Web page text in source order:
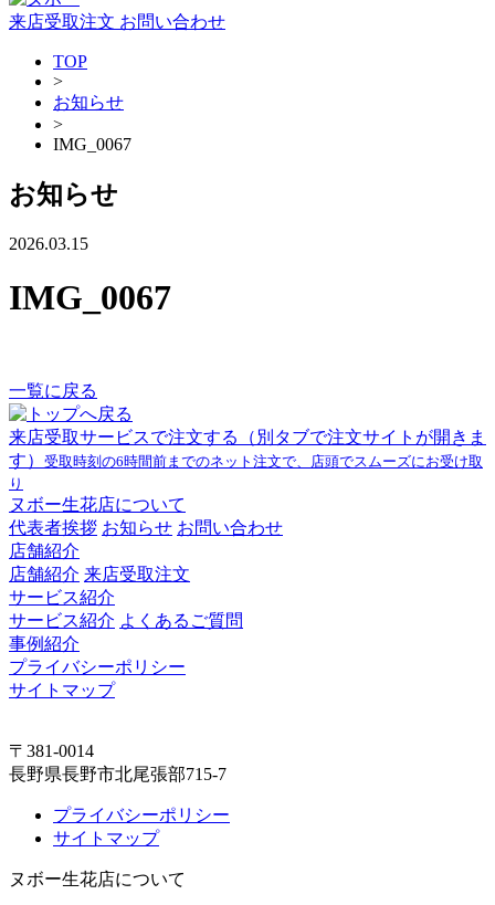
来店受取注文 お問い合わせ
TOP
>
お知らせ
>
IMG_0067
お知らせ
2026.03.15
IMG_0067
一覧に戻る
来店受取サービスで注文する
（別タブで注文サイトが開きま
す） 受取時刻の6時間前までのネット注文で、店頭でスムーズにお受け取
り
ヌボー生花店について
代表者挨拶 お知らせ お問い合わせ
店舗紹介
店舗紹介 来店受取注文
サービス紹介
サービス紹介 よくあるご質問
事例紹介
プライバシーポリシー
サイトマップ
〒381-0014
長野県長野市北尾張部715-7
プライバシーポリシー
サイトマップ
ヌボー生花店について